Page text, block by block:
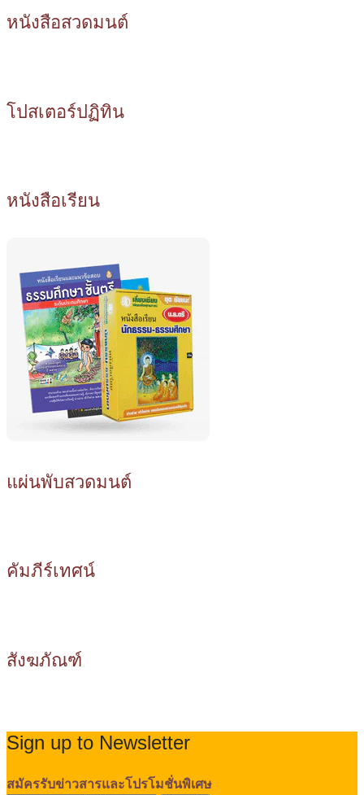
หนังสือสวดมนต์
โปสเตอร์ปฏิทิน
หนังสือเรียน
แผ่นพับสวดมนต์
คัมภีร์เทศน์
สังฆภัณฑ์
Sign up to Newsletter
สมัครรับข่าวสารและโปรโมชั่นพิเศษ